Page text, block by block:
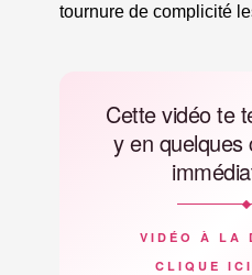
tournure de complicité
Cette vidéo te
y en quelques
VIDÉO À LA
CLIQUE